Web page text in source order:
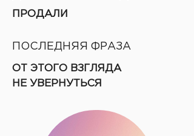
ПРОДАЛИ
ПОСЛЕДНЯЯ ФРАЗА
ОТ ЭТОГО ВЗГЛЯДА
НЕ УВЕРНУТЬСЯ